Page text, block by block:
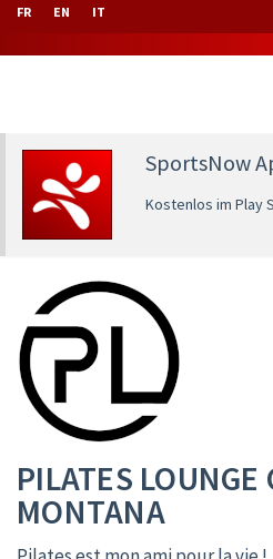
FR EN IT
SportsNow
Kostenlos im Play
PILATES LOUNGE
MONTANA